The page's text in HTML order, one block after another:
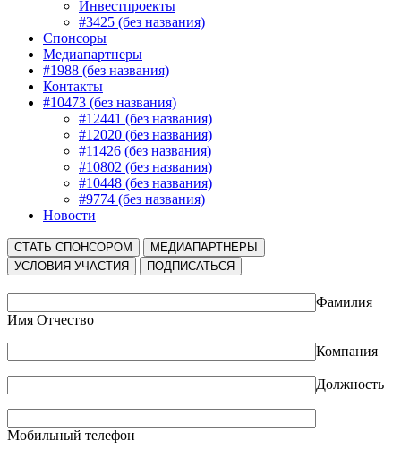
Инвестпроекты
#3425 (без названия)
Спонсоры
Медиапартнеры
#1988 (без названия)
Контакты
#10473 (без названия)
#12441 (без названия)
#12020 (без названия)
#11426 (без названия)
#10802 (без названия)
#10448 (без названия)
#9774 (без названия)
Новости
СТАТЬ СПОНСОРОМ
МЕДИАПАРТНЕРЫ
УСЛОВИЯ УЧАСТИЯ
ПОДПИСАТЬСЯ
Фамилия
Имя Отчество
Компания
Должность
Мобильный телефон